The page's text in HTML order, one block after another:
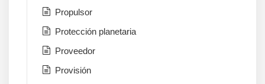
Propulsor
Protección planetaria
Proveedor
Provisión